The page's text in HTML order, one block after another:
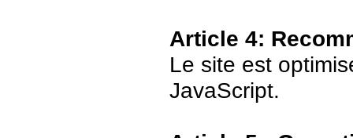
Article 4:
Le site est
JavaScript.